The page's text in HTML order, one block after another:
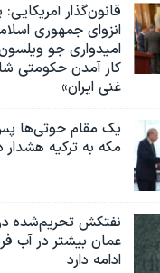
قانون‌گذار
انزوای جمهوری
امیدواری جو
کار آمدن حکومتی
غنی ایران»
یک مقام حوثی‌ها
مکه به ترکیه هشدار
نفتکش تحریم‌شده
عمان بیشتر در آب
ادامه دارد